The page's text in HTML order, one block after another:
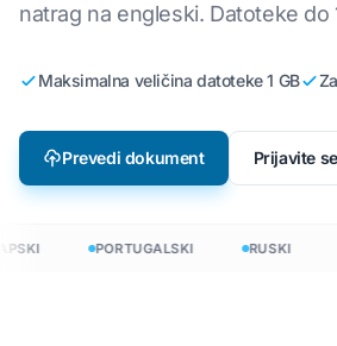
natrag na engleski. Datoteke do
Maksimalna veličina datoteke 1 GB
Prevedi dokument Prijavite
PORTUGALSKI RUSKI